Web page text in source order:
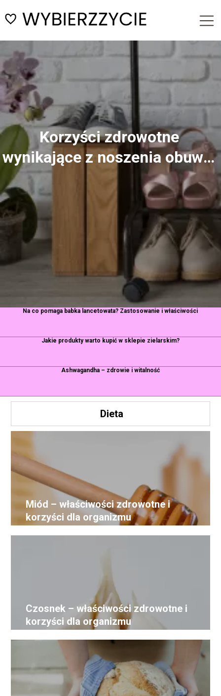
Korzyści zdrowotne
wynikające z noszenia obuwia
minimalistycznego
Na co pomaga babka lancetowata? Zastosowanie i właściwości
Jakie produkty warto kupić w sklepie zielarskim?
Ashwagandha – zdrowie i witalność
Dieta
Miód – właściwości zdrowotne i
korzyści dla organizmu
Czosnek – właściwości zdrowotne i
korzyści dla organizmu